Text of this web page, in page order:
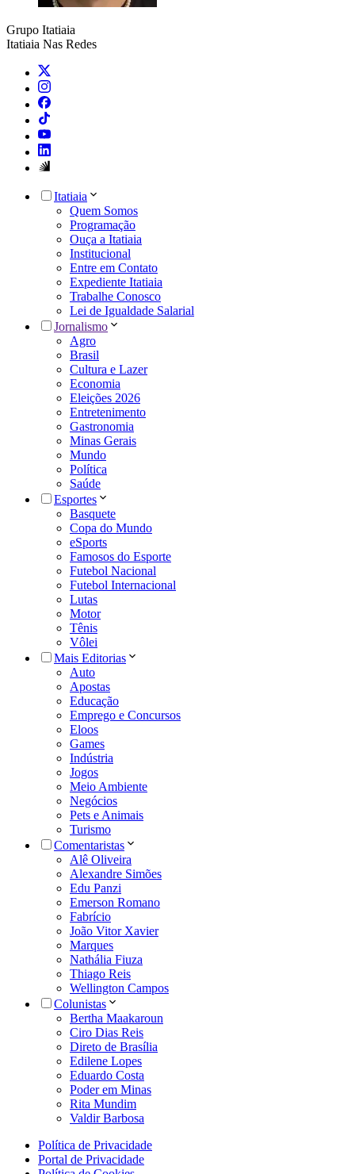
Grupo Itatiaia
Itatiaia Nas Redes
Itatiaia
Quem Somos
Programação
Ouça a Itatiaia
Institucional
Entre em Contato
Expediente Itatiaia
Trabalhe Conosco
Lei de Igualdade Salarial
Jornalismo
Agro
Brasil
Cultura e Lazer
Economia
Eleições 2026
Entretenimento
Gastronomia
Minas Gerais
Mundo
Política
Saúde
Esportes
Basquete
Copa do Mundo
eSports
Famosos do Esporte
Futebol Nacional
Futebol Internacional
Lutas
Motor
Tênis
Vôlei
Mais Editorias
Auto
Apostas
Educação
Emprego e Concursos
Eloos
Games
Indústria
Jogos
Meio Ambiente
Negócios
Pets e Animais
Turismo
Comentaristas
Alê Oliveira
Alexandre Simões
Edu Panzi
Emerson Romano
Fabrício
João Vitor Xavier
Marques
Nathália Fiuza
Thiago Reis
Wellington Campos
Colunistas
Bertha Maakaroun
Ciro Dias Reis
Direto de Brasília
Edilene Lopes
Eduardo Costa
Poder em Minas
Rita Mundim
Valdir Barbosa
Política de Privacidade
Portal de Privacidade